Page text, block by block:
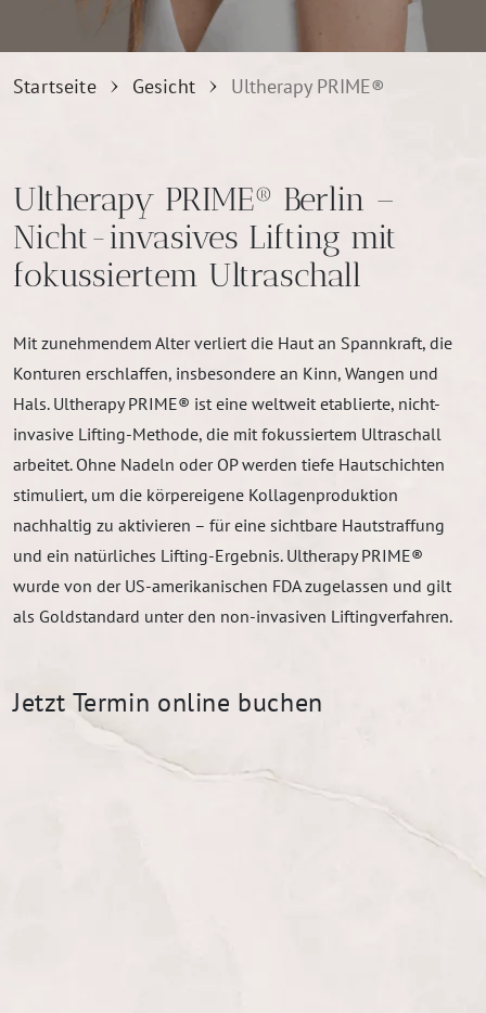
Startseite Gesicht Ultherapy PRIME®
Ultherapy PRIME® Berlin –
Nicht-invasives Lifting mit
fokussiertem Ultraschall
Mit zunehmendem Alter verliert die Haut an Spannkraft, die
Konturen erschlaffen, insbesondere an Kinn, Wangen und
Hals. Ultherapy PRIME® ist eine weltweit etablierte, nicht-
invasive Lifting-Methode, die mit fokussiertem Ultraschall
arbeitet. Ohne Nadeln oder OP werden tiefe Hautschichten
stimuliert, um die körpereigene Kollagenproduktion
nachhaltig zu aktivieren – für eine sichtbare Hautstraffung
und ein natürliches Lifting-Ergebnis. Ultherapy PRIME®
wurde von der US-amerikanischen FDA zugelassen und gilt
als Goldstandard unter den non-invasiven Liftingverfahren.
Jetzt Termin online buchen